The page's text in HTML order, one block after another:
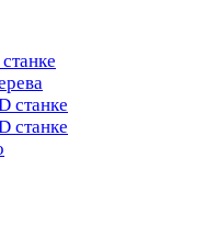
станке
станке